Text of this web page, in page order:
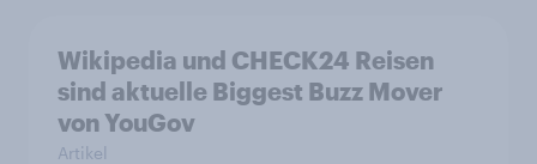
Wikipedia und CHECK24 Reisen
sind aktuelle Biggest Buzz Mover
von YouGov
Artikel